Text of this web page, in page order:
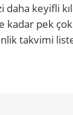
daha keyifli
kadar pek
takvimi